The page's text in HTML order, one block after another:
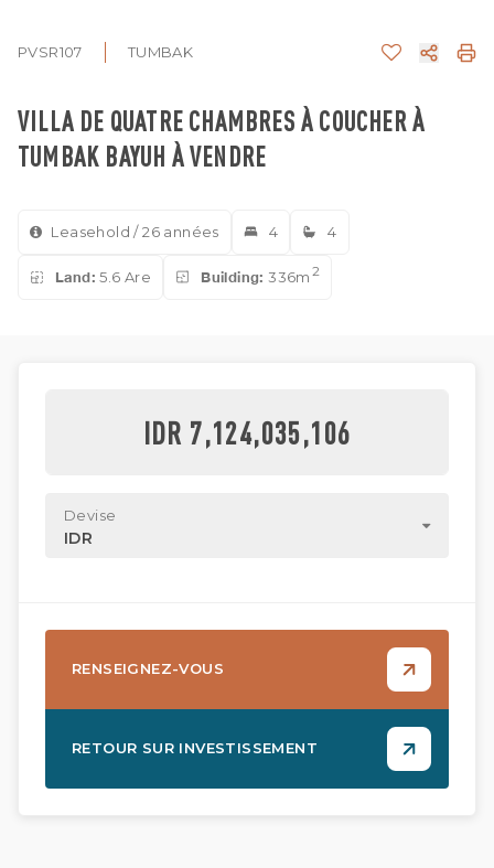
PVSR107 TUMBAK
VILLA DE QUATRE CHAMBRES À COUCHER À
TUMBAK BAYUH À VENDRE
Leasehold / 26 années 4 4
Land: 5.6 Are Building: 336m 2
IDR 7,124,035,106
Devise
IDR
RENSEIGNEZ-VOUS
RETOUR SUR INVESTISSEMENT